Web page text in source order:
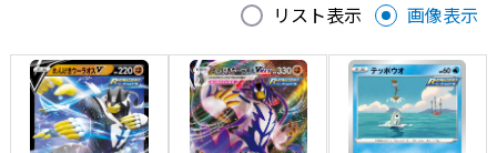
リスト表示 画像表示